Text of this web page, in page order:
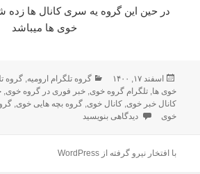
در حین این گروه یه سری کانال ها
خوی ها میباشد
ارسال
شده
در
اسفند ۱۷, ۱۴۰۰ دسته‌ها
گروه تلگرام ارومیه,گروه
خوی ها,تلگرام گروه خوی,خبر فوری در گروه خوی,
کانال خبر خوی,کانال خوی,گروه بچه هایی خوی,
خوی
برای گروه تلگرام بچه هایی خوی
دیدگاهی بنویسید
با افتخار نیرو گرفته از WordPress